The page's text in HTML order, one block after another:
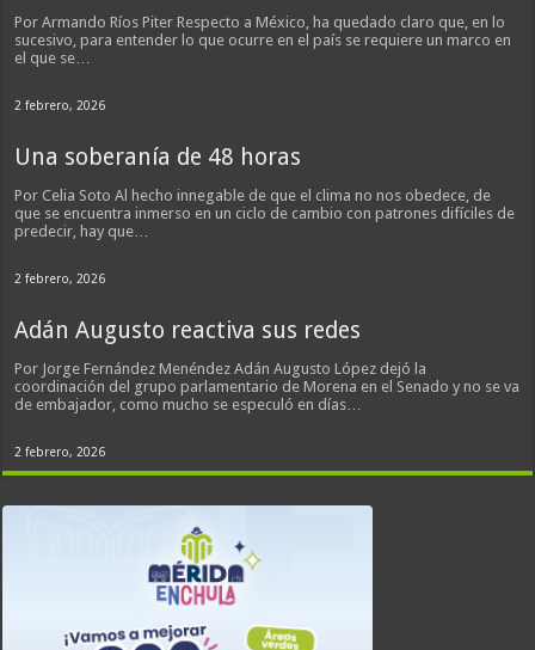
Por Armando Ríos Piter Respecto a México, ha quedado claro que, en lo
sucesivo, para entender lo que ocurre en el país se requiere un marco en
el que se…
2 febrero, 2026
Una soberanía de 48 horas
Por Celia Soto Al hecho innegable de que el clima no nos obedece, de
que se encuentra inmerso en un ciclo de cambio con patrones difíciles de
predecir, hay que…
2 febrero, 2026
Adán Augusto reactiva sus redes
Por Jorge Fernández Menéndez Adán Augusto López dejó la
coordinación del grupo parlamentario de Morena en el Senado y no se va
de embajador, como mucho se especuló en días…
2 febrero, 2026